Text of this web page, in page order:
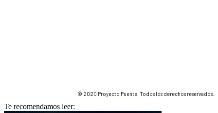
© 2020 Proyecto Puente. Todos los derechos reservados.
Te recomendamos leer: